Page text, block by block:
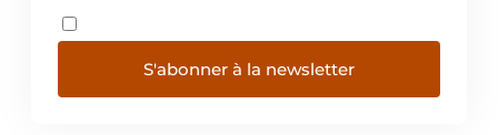
S'abonner à la newsletter